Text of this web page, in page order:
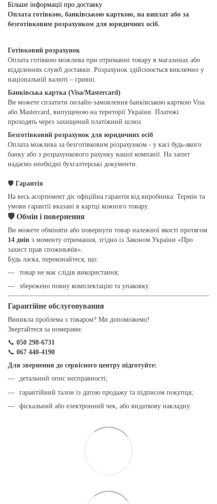
Більше інформації про доставку
Оплата готівкою, банківською карткою, на виплат або за
безготівковим розрахунком для юридичних осіб.
Готівковий розрахунок
Оплата готівкою можлива при отриманні товару в магазинах або
відділеннях служб доставки. Розрахунок здійснюється виключно у
національній валюті – гривні.
Банківська картка (Visa/Mastercard)
Ви можете сплатити онлайн-замовлення банківською карткою Visa
або Mastercard, випущеною на території України. Платежі
проходять через захищений платіжний шлюз.
Безготівковий розрахунок для юридичних осіб
Оплата можлива за безготівковим розрахунком - у касі будь-якого
банку або з розрахункового рахунку вашої компанії. На запит
надаємо необхідні бухгалтерські документи.
🛡 Гарантія
На весь асортимент діє офіційна гарантія від виробника. Термін та
умови гарантії вказані в картці кожного товару.
🛡 Обмін і повернення
Ви можете обміняти або повернути товар належної якості протягом
14 днів з моменту отримання, згідно із Законом України «Про
захист прав споживачів».
Будь ласка, переконайтеся, що:
товар не має слідів використання;
збережено повну комплектацію та упаковку.
Гарантійне обслуговування
Виникла проблема з товаром? Ми допоможемо!
Звертайтеся за номерами:
📞 050 298-6731
📞 067 440-4190
Для звернення до сервісного центру підготуйте:
детальний опис несправності;
гарантійний талон із датою продажу та підписом покупця;
фіскальний або електронний чек, або видаткову накладну.